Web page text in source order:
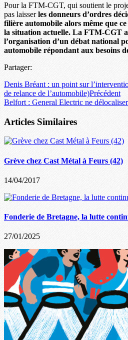
Pour la FTM-CGT, qui soutient le
pas laisserles donneurs d’ordres
filière automobile alors même que
la situation actuelle. La FTM-CGT
l’organisation d’un débat national
automobile répondant aux besoins
Partager:
Denis Bréant : un point sur
de relance de l’automobile)Précédent
Belfort : General Electric ne
Articles Similaires
Grève chez Cast Métal à Feurs (42)
14/04/2017
Fonderie de Bretagne, la lutte
27/01/2025